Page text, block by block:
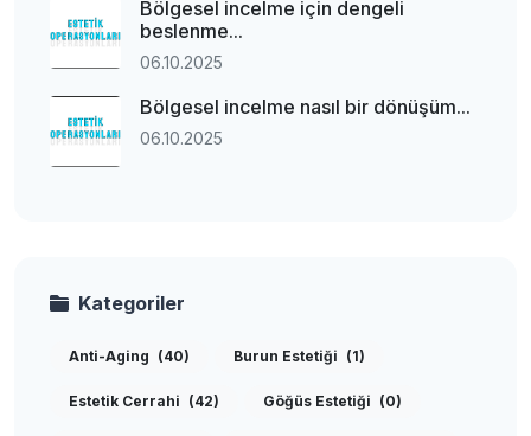
Bölgesel incelme için dengeli
beslenme...
06.10.2025
Bölgesel incelme nasıl bir dönüşüm...
06.10.2025
Kategoriler
Anti-Aging (40) Burun Estetiği (1)
Estetik Cerrahi (42) Göğüs Estetiği (0)